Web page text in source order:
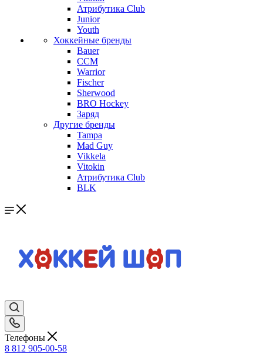
Атрибутика Club
Junior
Youth
Хоккейные бренды
Bauer
CCM
Warrior
Fischer
Sherwood
BRO Hockey
Заряд
Другие бренды
Tampa
Mad Guy
Vikkela
Vitokin
Атрибутика Club
BLK
Телефоны
8 812 905-00-58